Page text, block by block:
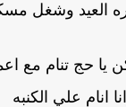
وشغل
حج تنام مع
انام علي الكنبه